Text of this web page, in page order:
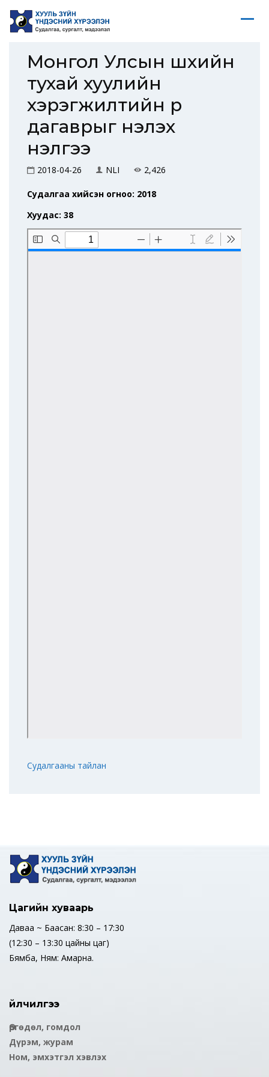
Монгол Улсын шүүхийн
тухай хуулийн
хэрэгжилтийн үр
дагаврыг үнэлэх
үнэлгээ
2018-04-26 NLI 2,426
Судалгаа хийсэн огноо: 2018
Хуудас: 38
Судалгааны тайлан
Цагийн хуваарь
Даваа ~ Баасан: 8:30 – 17:30
(12:30 – 13:30 цайны цаг)
Бямба, Ням: Амарна.
Үйлчилгээ
Өргөдөл, гомдол
Дүрэм, журам
Ном, эмхэтгэл хэвлэх